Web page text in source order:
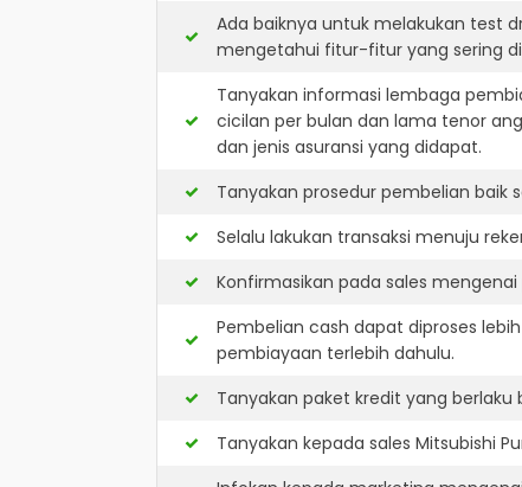
Ada baiknya untuk melakukan test
mengetahui fitur-fitur yang sering
Tanyakan informasi lembaga
cicilan per bulan dan lama tenor
dan jenis asuransi yang didapat.
Tanyakan prosedur pembelian
Selalu lakukan transaksi menuju
Konfirmasikan pada sales
Pembelian cash dapat diproses
pembiayaan terlebih dahulu.
Tanyakan paket kredit yang
Tanyakan kepada sales Mitsubishi